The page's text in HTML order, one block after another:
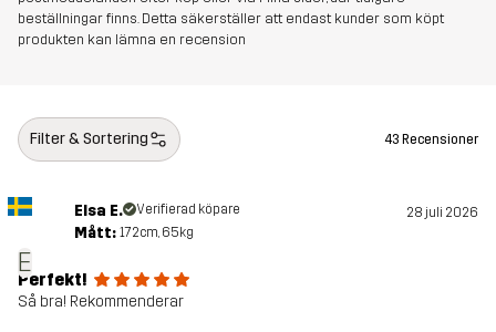
beställningar finns. Detta säkerställer att endast kunder som köpt
produkten kan lämna en recension
Filter & Sortering 43 Recensioner
E
Elsa E. Verifierad köpare 28 juli 2026
Mått: 172cm, 65kg
Perfekt!
Så bra! Rekommenderar